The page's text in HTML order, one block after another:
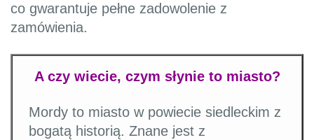
co gwarantuje pełne zadowolenie z
zamówienia.
A czy wiecie, czym słynie to miasto?
Mordy to miasto w powiecie siedleckim z
bogatą historią. Znane jest z